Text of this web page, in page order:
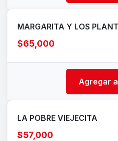
MARGARITA Y LOS
$65,000
Agregar
LA POBRE VIEJECITA
$57,000